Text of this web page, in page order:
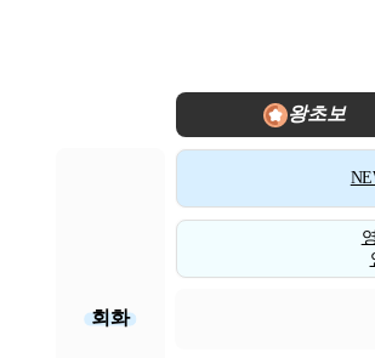
왕초보
회화